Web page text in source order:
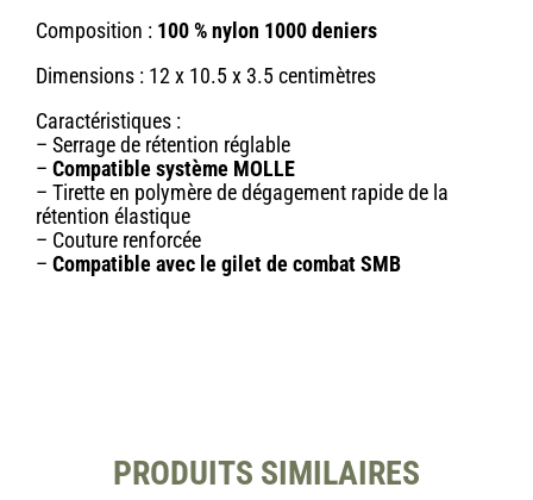
Composition : 100 % nylon 1000 deniers
Dimensions : 12 x 10.5 x 3.5 centimètres
Caractéristiques :
– Serrage de rétention réglable
– Compatible système MOLLE
– Tirette en polymère de dégagement rapide de la
rétention élastique
– Couture renforcée
– Compatible avec le gilet de combat SMB
PRODUITS SIMILAIRES